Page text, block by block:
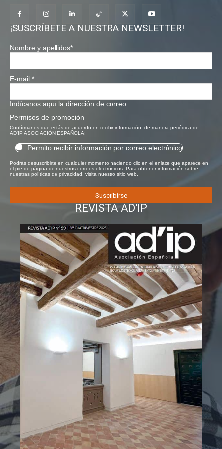
¡SUSCRÍBETE A NUESTRA NEWSLETTER!
Nombre y apellidos*
E-mail *
Indícanos aquí la dirección de correo
Permisos de promoción
Confírmanos que estás de acuerdo en recibir información, de manera periódica de
AD'IP ASOCIACIÓN ESPAÑOLA:
Permito recibir información por correo electrónico
Podrás desuscribirte en cualquier momento haciendo clic en el enlace que aparece en
el pie de página de nuestros correos electrónicos. Para obtener información sobre
nuestras políticas de privacidad, visita nuestro sitio web.
REVISTA AD'IP